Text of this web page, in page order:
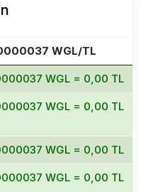
WGL/TL
WGL = 0,00 TL
WGL = 0,00 TL
WGL = 0,00 TL
WGL = 0,00 TL